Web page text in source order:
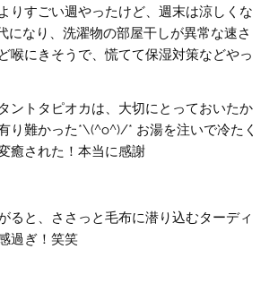
りすごい週やったけど、週末は涼しくな
になり、洗濯物の部屋干しが異常な速さ
喉にきそうで、慌てて保湿対策などやっ
ントタピオカは、大切にとっておいたか
り難かった*\(^o^)/* お湯を注いで冷たく
癒された！本当に感謝
ると、ささっと毛布に潜り込むターディ
過ぎ！笑笑